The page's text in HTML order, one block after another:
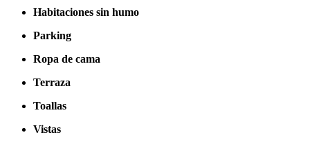
Habitaciones sin humo
Parking
Ropa de cama
Terraza
Toallas
Vistas